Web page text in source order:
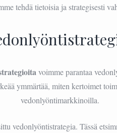
tehdä tietoisia ja strategisesti
voimme parantaa
ymmärtää, miten kertoimet
vedonlyöntimarkkinoilla.
vedonlyöntistrategia. Tässä